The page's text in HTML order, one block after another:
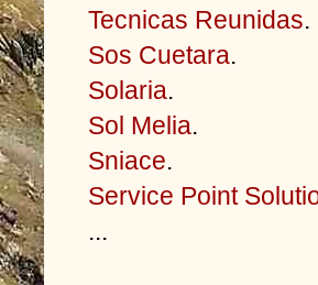
Tecnicas Reunidas.
Sos Cuetara.
Solaria.
Sol Melia.
Sniace.
Service Point
...